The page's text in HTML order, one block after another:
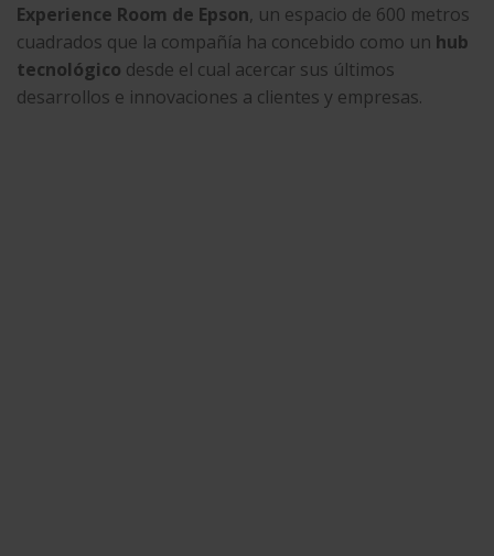
Experience Room de Epson, un espacio de 600 metros
cuadrados que la compañía ha concebido como un hub
tecnológico desde el cual acercar sus últimos
desarrollos e innovaciones a clientes y empresas.